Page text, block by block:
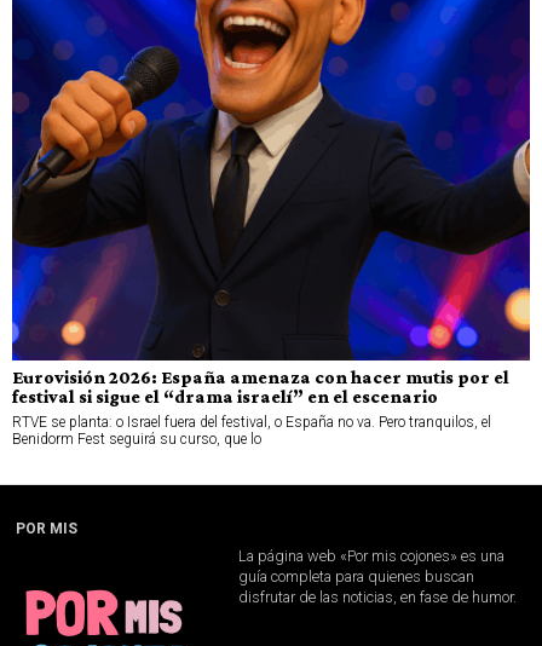
Eurovisión 2026: España amenaza con hacer mutis por el
festival si sigue el “drama israelí” en el escenario
RTVE se planta: o Israel fuera del festival, o España no va. Pero tranquilos, el
Benidorm Fest seguirá su curso, que lo
POR MIS
La página web «Por mis cojones» es una
guía completa para quienes buscan
disfrutar de las noticias, en fase de humor.